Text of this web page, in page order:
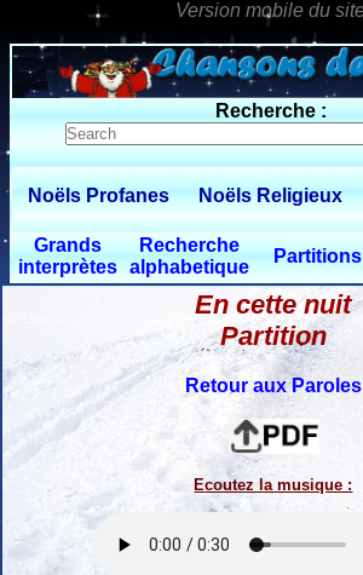
0 $limitbot 1 $limittot 2
Recherche :
Noëls Profanes Noëls Religieux
Grands
interprètes
Recherche
alphabetique
Partitions
En cette nuit
Partition
Retour aux Paroles
Ecoutez la musique :